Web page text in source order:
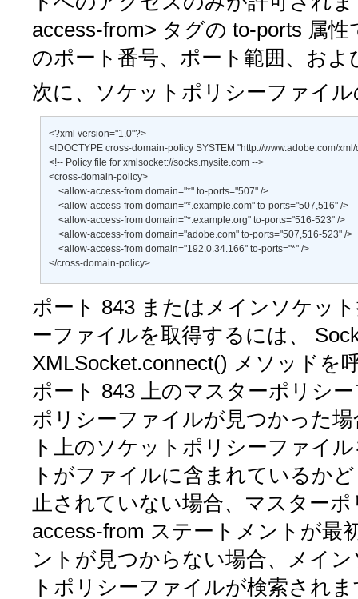
access-from> タグの to-ports 属性
のポート番号、ポート範囲、お
次に、ソケットポリシーファイ
<?xml version="1.0"?>
<!DOCTYPE cross-domain-policy SYSTEM "http://www.adobe.com/
<!-- Policy file for xmlsocket://socks.mysite.com -->
<cross-domain-policy>
    <allow-access-from domain="*" to-ports="507" />
    <allow-access-from domain="*.example.com" to-ports="507,516" />
    <allow-access-from domain="*.example.org" to-ports="516-523" />
    <allow-access-from domain="adobe.com" to-ports="507,516-523" />
    <allow-access-from domain="192.0.34.166" to-ports="*" />
</cross-domain-policy>
ポート 843 またはメインソケッ
ーファイルを取得するには、
XMLSocket.connect() メソッドを
ポート 843 上のマスターポリシ
ポリシーファイルが見つかった
ト上のソケットポリシーファイ
トがファイルに含まれているか
止されていない場合、マスター
access-from ステートメントが最
ントが見つからない場合、メイ
トポリシーファイルが検索され